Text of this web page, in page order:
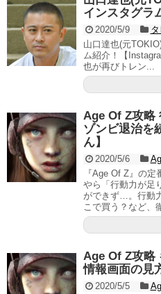
インスタグラ
2020/5/9
山口達也(元
ム紹介！【
也が再びトレン...
Age Of Z攻略
ゾンビ退治を
ん】
2020/5/6
『Age Of Z』の
やら「行動力が足
ができず…。行動
こで買う？など、
Age Of Z攻略
情報画面の見
2020/5/5